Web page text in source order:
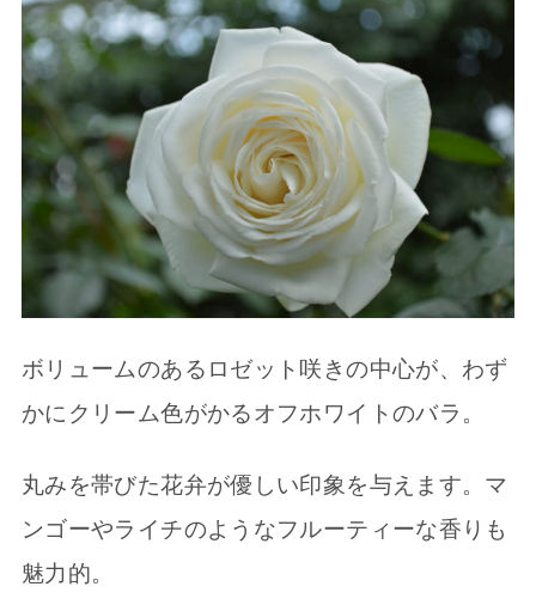
ボリュームのあるロゼット咲きの中心が、わず
かにクリーム色がかるオフホワイトのバラ。
丸みを帯びた花弁が優しい印象を与えます。マ
ンゴーやライチのようなフルーティーな香りも
魅力的。